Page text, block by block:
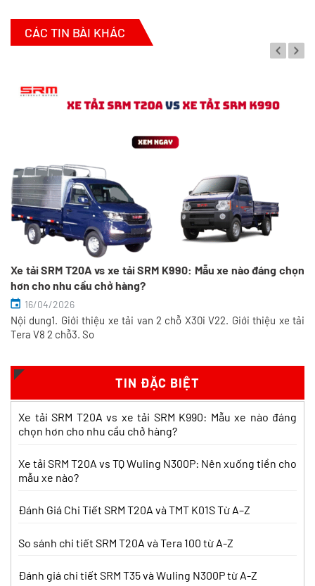
CÁC TIN BÀI KHÁC
Xe tải SRM T20A vs xe tải SRM K990: Mẫu xe nào đáng chọn
hơn cho nhu cầu chở hàng?
16/04/2026
Nội dung1. Giới thiệu xe tải van 2 chỗ X30i V22. Giới thiệu xe tải
Tera V8 2 chỗ3. So
TIN ĐẶC BIỆT
Xe tải SRM T20A vs xe tải SRM K990: Mẫu xe nào đáng
chọn hơn cho nhu cầu chở hàng?
Xe tải SRM T20A vs TQ Wuling N300P: Nên xuống tiền cho
mẫu xe nào?
Đánh Giá Chi Tiết SRM T20A và TMT K01S Từ A–Z
So sánh chi tiết SRM T20A và Tera 100 từ A-Z
Đánh giá chi tiết SRM T35 và Wuling N300P từ A-Z
So sánh xe tải SRM T35 và SRM K990:
Xem chi tiết >>
So sánh xe tải SRM T35 và Tera 100s:
Nên chọn dòng nào?
Pro? So sánh chi tiết
Nên mua xe tải SRM T30 hay Tera 100?